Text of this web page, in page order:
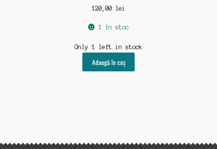
120,00 lei
1 în stoc
Only 1 left in stock
Adaugă în coș